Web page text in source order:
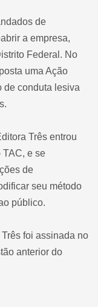
de
a empresa,
Federal. No
uma Ação
de conduta lesiva
Três entrou
TAC, e se
de
seu método
público.
foi assinada no
anterior do